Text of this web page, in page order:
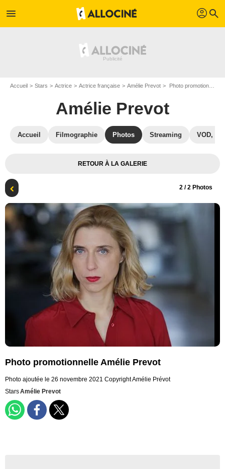
menu profil search
Accueil Stars Actrice Actrice française Amélie Prevot Photo promotionnelle Amélie Prevot
Amélie Prevot
Accueil Filmographie Photos Streaming VOD,
RETOUR À LA GALERIE
2 / 2 Photos
Photo promotionnelle Amélie Prevot
Photo ajoutée le 26 novembre 2021 Copyright Amélie Prévot
StarsAmélie Prevot